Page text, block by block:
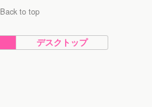
Back to top
デスクトップ